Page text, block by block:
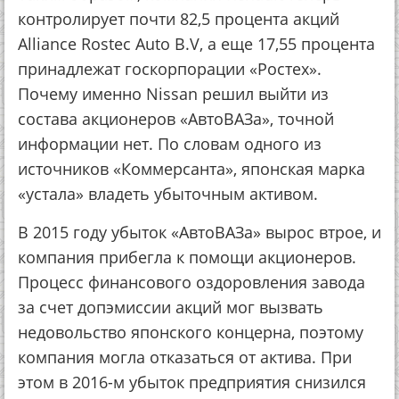
контролирует почти 82,5 процента акций
Alliance Rostec Auto B.V, а еще 17,55 процента
принадлежат госкорпорации «Ростех».
Почему именно Nissan решил выйти из
состава акционеров «АвтоВАЗа», точной
информации нет. По словам одного из
источников «Коммерсанта», японская марка
«устала» владеть убыточным активом.
В 2015 году убыток «АвтоВАЗа» вырос втрое, и
компания прибегла к помощи акционеров.
Процесс финансового оздоровления завода
за счет допэмиссии акций мог вызвать
недовольство японского концерна, поэтому
компания могла отказаться от актива. При
этом в 2016-м убыток предприятия снизился